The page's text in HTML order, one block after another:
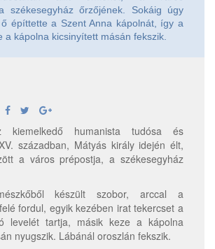
székesegyház őrzőjének. Sokáig úgy
építtette a Szent Anna kápolnát, így a
a kápolna kicsinyített másán fekszik.
kiemelkedő humanista tudósa és
században, Mátyás király idején élt,
a város prépostja, a székesegyház
készült szobor, arccal a
fordul, egyik kezében irat tekercset a
levelét tartja, másik keze a kápolna
nyugszik. Lábánál oroszlán fekszik.